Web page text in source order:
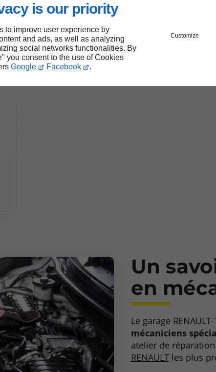
is our priority
to improve user experience by
and ads, as well as analyzing
social networks functionalities. By
you consent to the use of Cookies
Google Facebook .
Customize
autres marques)
Un
en
Le garage
mécaniciens
atelier de
RENAULTles plus